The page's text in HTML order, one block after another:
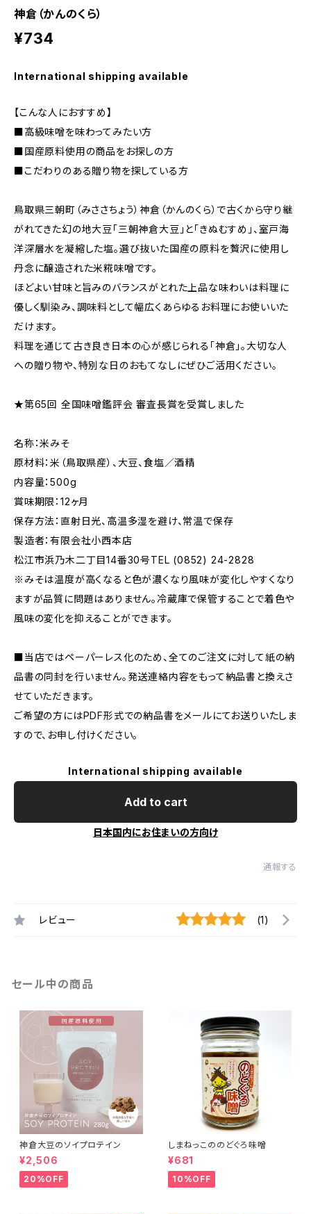
神倉（かんのくら）
¥734
International shipping available
【こんな人におすすめ】
■高級味噌を味わってみたい方
■国産原料使用の商品をお探しの方
■こだわりのある贈り物を探している方
鳥取県三朝町（みささちょう）神倉（かんのくら）で古くから守り継
がれてきた幻の地大豆「三朝神倉大豆」と「きぬむすめ」、室戸海
洋深層水を凝縮した塩。選び抜いた国産の原料を贅沢に使用し
丹念に醸造された米糀味噌です。
ほどよい甘味と旨みのバランスがとれた上品な味わいは料理に
優しく馴染み、調味料として幅広くあらゆるお料理にお使いいた
だけます。
料理を通じて古き良き日本の心が感じられる「神倉」。大切な人
への贈り物や、特別な日のおもてなしにぜひご活用ください。
★第65回 全国味噌鑑評会 審査長賞を受賞しました
名称：米みそ
原材料：米（鳥取県産）、大豆、食塩／酒精
内容量：500g
賞味期限：12ヶ月
保存方法：直射日光、高温多湿を避け、常温で保存
製造者：有限会社小西本店
松江市浜乃木二丁目14番30号TEL (0852) 24-2828
※みそは温度が高くなると色が濃くなり風味が変化しやすくなり
ますが品質に問題はありません。冷蔵庫で保管することで着色や
風味の変化を抑えることができます。
■当店ではペーパーレス化のため、全てのご注文に対して紙の納
品書の同封を行いません。発送連絡内容をもって納品書と換えさ
せていただきます。
ご希望の方にはPDF形式での納品書をメールにてお送りいたしま
すので、お申し付けください。
International shipping available
Add to cart
日本国内にお住まいの方向け
通報する
レビュー (1)
セール中の商品
神倉大豆のソイプロテイン
¥2,506
20%OFF
しまねっこののどぐろ味噌
¥681
10%OFF